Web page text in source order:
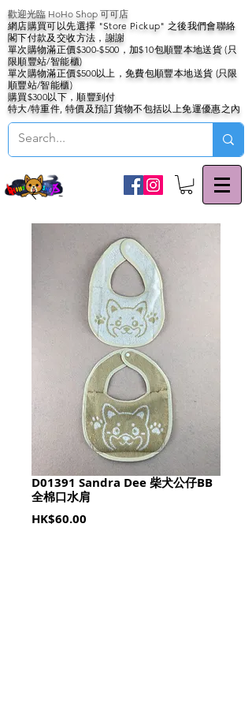
歡迎光臨 HoHo Shop 可可店
網店購買可以先選擇 "Store Pickup" 之後我們會聯絡
閣下付款及交收方法，謝謝
單次購物滿正價$300-$500，加$10包順豐本地送貨 (只
限順豐站/智能櫃)
單次購物滿正價$500以上，免費包順豐本地送貨 (只限
順豐站/智能櫃)
購買$300以下，順豐到付
特大/特重件, 特價及預訂貨物不包括以上免運優惠之內
D01391 Sandra Dee 柴犬公仔BB
全棉口水肩
HK$60.00